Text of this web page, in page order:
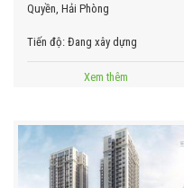
Quyền, Hải Phòng
Tiến độ: Đang xây dựng
Xem thêm